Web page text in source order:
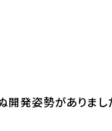
発姿勢がありまし